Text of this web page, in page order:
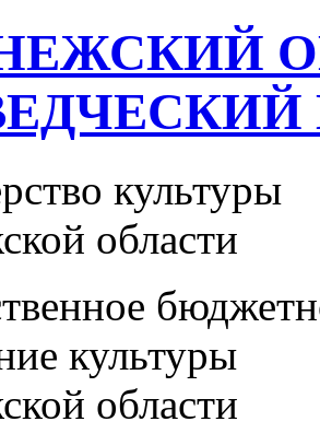
культуры
области
культуры
области